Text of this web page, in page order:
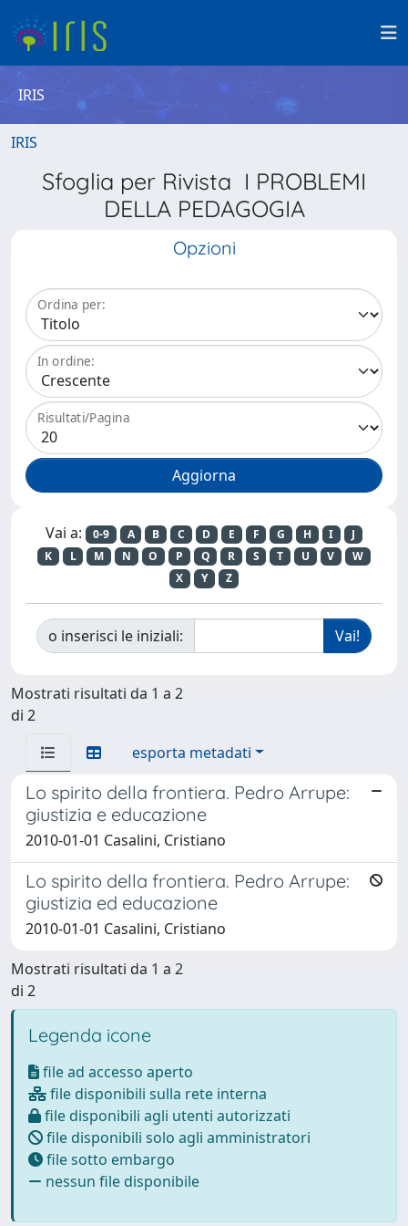
IRIS
IRIS
Sfoglia per Rivista I PROBLEMI
DELLA PEDAGOGIA
Opzioni
Ordina per:
In ordine:
Risultati/Pagina
Vai a: 0-9 A B C D E F G H I
J
K
L M N O P Q R S T U V
W
X
Y Z
o inserisci le iniziali:
Mostrati risultati da 1 a 2
di 2
esporta metadati
Lo spirito della frontiera. Pedro Arrupe:
giustizia e educazione
2010-01-01 Casalini, Cristiano
Lo spirito della frontiera. Pedro Arrupe:
giustizia ed educazione
2010-01-01 Casalini, Cristiano
Mostrati risultati da 1 a 2
di 2
Legenda icone
file ad accesso aperto
file disponibili sulla rete interna
file disponibili agli utenti autorizzati
file disponibili solo agli amministratori
file sotto embargo
nessun file disponibile